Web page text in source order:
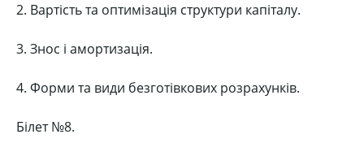
2. Вартість та оптимізація структури капіталу.
3. Знос і амортизація.
4. Форми та види безготівкових розрахунків.
Білет №8.